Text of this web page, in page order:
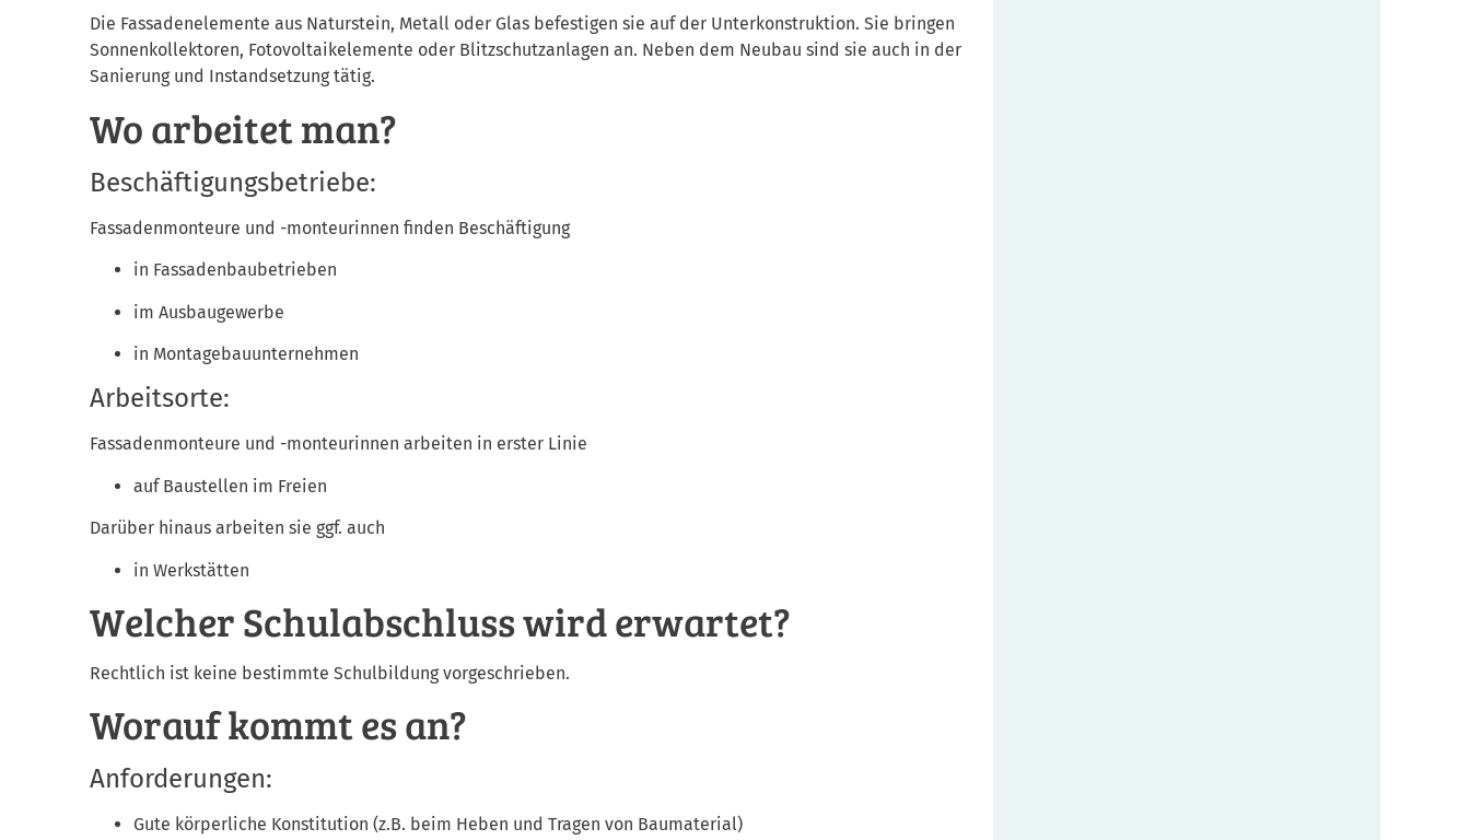
Die Fassadenelemente aus Naturstein, Metall oder Glas befestigen sie auf der Unterkonstruktion. Sie bringen
Sonnenkollektoren, Fotovoltaikelemente oder Blitzschutzanlagen an. Neben dem Neubau sind sie auch in der
Sanierung und Instandsetzung tätig.
Wo arbeitet man?
Beschäftigungsbetriebe:
Fassadenmonteure und -monteurinnen finden Beschäftigung
in Fassadenbaubetrieben
im Ausbaugewerbe
in Montagebauunternehmen
Arbeitsorte:
Fassadenmonteure und -monteurinnen arbeiten in erster Linie
auf Baustellen im Freien
Darüber hinaus arbeiten sie ggf. auch
in Werkstätten
Welcher Schulabschluss wird erwartet?
Rechtlich ist keine bestimmte Schulbildung vorgeschrieben.
Worauf kommt es an?
Anforderungen:
Gute körperliche Konstitution (z.B. beim Heben und Tragen von Baumaterial)